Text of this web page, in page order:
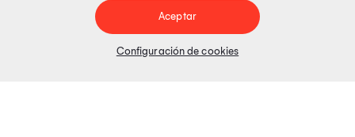
Tiendas Peruanas S.A. R.U.C. Nº 20493020618. Todos los derechos
Precios disponibles solo en www.oechsle.pe. Precios online publicados
Aceptar
Configuración de cookies